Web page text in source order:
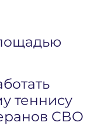
теннису
СВО